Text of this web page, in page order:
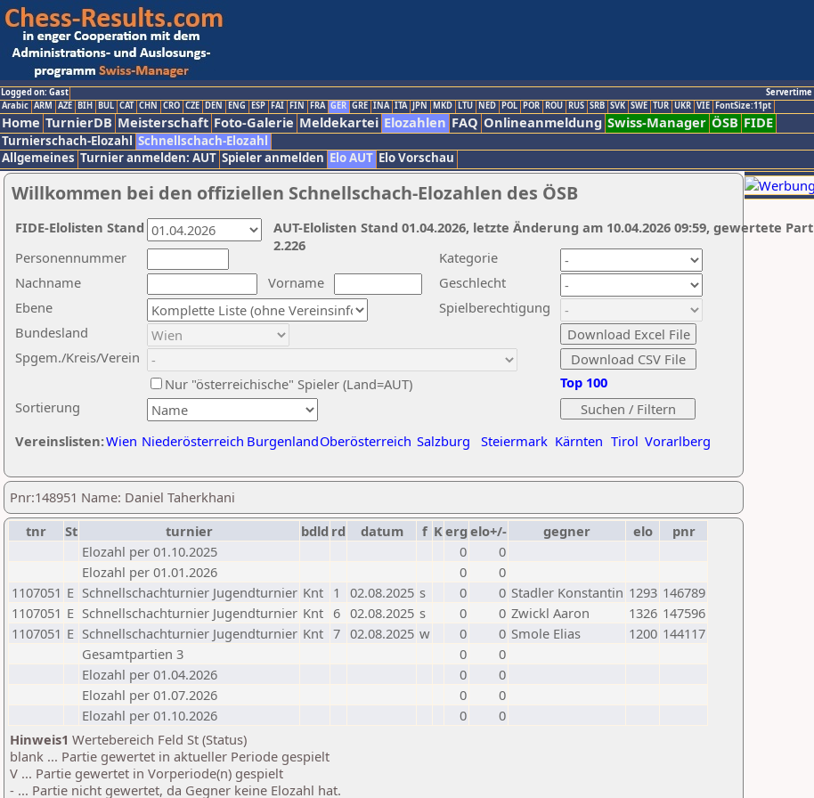
Logged on: Gast
Servertime
Arabic ARM AZE BIH BUL CAT CHN CRO CZE DEN ENG ESP FAI FIN FRA GER GRE INA ITA JPN MKD LTU NED POL POR ROU RUS SRB SVK SWE TUR UKR VIE FontSize:11pt
Home TurnierDB Meisterschaft Foto-Galerie Meldekartei Elozahlen FAQ Onlineanmeldung Swiss-Manager ÖSB FIDE
Turnierschach-Elozahl Schnellschach-Elozahl
Allgemeines Turnier anmelden: AUT Spieler anmelden Elo AUT Elo Vorschau
Willkommen bei den offiziellen Schnellschach-Elozahlen des ÖSB
Nachname
Vorname
Ebene
Kategorie
Sortierung
Personennummer
Bundesland
Spgem./Kreis/Verein
Geschlecht
Nur "österreichische" Spieler (Land=AUT)
Spielberechtigung
Vereinslisten:Wien Niederösterreich BurgenlandOberösterreich Salzburg Steiermark Kärnten Tirol Vorarlberg
Top 100
AUT-Elolisten Stand 01.04.2026, letzte Änderung am 10.04.2026 09:59, gewertete
2.226
FIDE-Elolisten Stand
Pnr:148951 Name: Daniel Taherkhani
tnr
St turnier bdld rd datum f Kerg elo+/- gegner elo
pnr
Elozahl per 01.10.2025
0
0
Elozahl per 01.01.2026
0
0
1107051 E Schnellschachturnier Jugendturnier Knt 1 02.08.2025 s 0 0 Stadler Konstantin 1293 146789
1107051 E Schnellschachturnier Jugendturnier Knt 6 02.08.2025 s 0 0 Zwickl Aaron 1326 147596
1107051 E Schnellschachturnier Jugendturnier Knt 7 02.08.2025 w 0 0 Smole Elias 1200 144117
Gesamtpartien 3
0
0
Elozahl per 01.04.2026
0
0
Elozahl per 01.07.2026
0
0
Elozahl per 01.10.2026
0
0
Hinweis1 Wertebereich Feld St (Status)
blank ... Partie gewertet in aktueller Periode gespielt
V ... Partie gewertet in Vorperiode(n) gespielt
- ... Partie nicht gewertet, da Gegner keine Elozahl hat.